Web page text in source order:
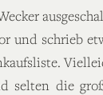
und schrieb
selten die